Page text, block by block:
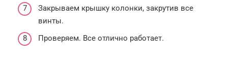
Закрываем крышку колонки, закрутив все
винты.
Проверяем. Все отлично работает.